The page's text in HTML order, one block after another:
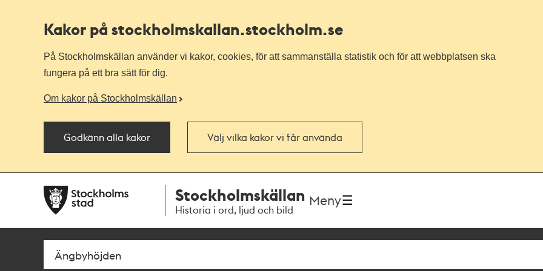
Kakor på stockholmskallan.stockholm.se
På Stockholmskällan använder vi kakor, cookies, för att sammanställa statistik och för att webbplatsen ska
fungera på ett bra sätt för dig.
Om kakor på Stockholmskällan
Godkänn alla kakor Välj vilka kakor vi får använda
navigationen
huvudinnehållet
Stockholmskällan
Historia i ord, ljud och bild
Meny
SökFritextsök